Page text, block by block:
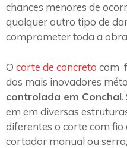
chances menores de
qualquer outro tipo de
comprometer toda a
O corte de concreto com
dos mais inovadores
controlada em Conchal.
em em diversas
diferentes o corte com
cortador manual ou